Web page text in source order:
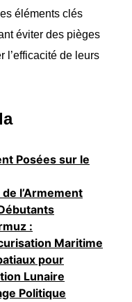
éléments clés
éviter des pièges
l’efficacité de leurs
Posées sur le
l’Armement
:
Maritime
pour
Lunaire
Politique